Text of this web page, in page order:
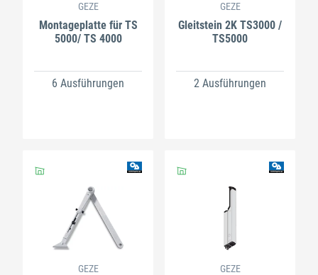
GEZE
Montageplatte für TS
5000/ TS 4000
6 Ausführungen
GEZE
Gleitstein 2K TS3000 /
TS5000
2 Ausführungen
GEZE GEZE